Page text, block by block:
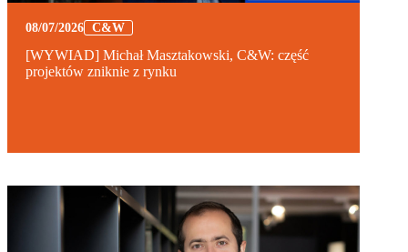
08/07/2026 C&W
[WYWIAD] Michał Masztakowski, C&W: część
projektów zniknie z rynku